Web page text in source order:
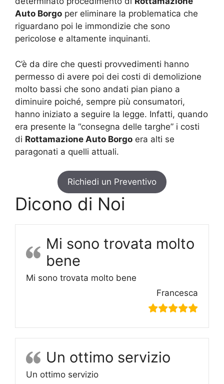
Auto Borgo per eliminare la problematica che
riguardano poi le immondizie che sono
pericolose e altamente inquinanti.
C’è da dire che questi provvedimenti hanno
permesso di avere poi dei costi di demolizione
molto bassi che sono andati pian piano a
diminuire poiché, sempre più consumatori,
hanno iniziato a seguire la legge. Infatti, quando
era presente la “consegna delle targhe” i costi
di Rottamazione Auto Borgo era alti se
paragonati a quelli attuali.
Richiedi un Preventivo
Dicono di Noi
Mi sono trovata molto
bene
Mi sono trovata molto bene
Francesca
Un ottimo servizio
Un ottimo servizio